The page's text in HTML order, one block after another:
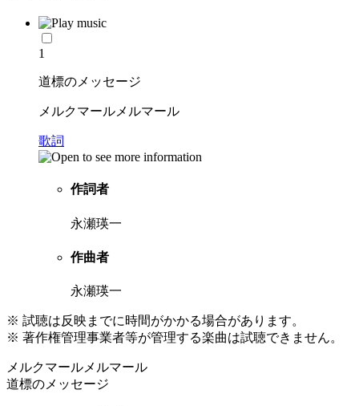
1
道標のメッセージ
メルクマールメルマール
歌詞
作詞者
永瀬瑛一
作曲者
永瀬瑛一
※ 試聴は反映までに時間がかかる場合があります。
※ 著作権管理事業者等が管理する楽曲は試聴できません。
メルクマールメルマール
道標のメッセージ